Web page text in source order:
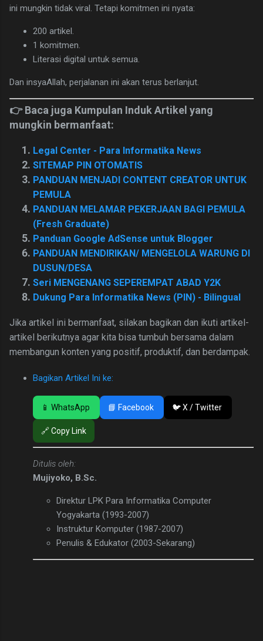
ini mungkin tidak viral. Tetapi komitmen ini nyata:
200 artikel.
1 komitmen.
Literasi digital untuk semua.
Dan insyaAllah, perjalanan ini akan terus berlanjut.
👉 Baca juga Kumpulan Induk Artikel yang
mungkin bermanfaat:
Legal Center - Para Informatika News
SITEMAP PIN OTOMATIS
PANDUAN MENJADI CONTENT CREATOR UNTUK
PEMULA
PANDUAN MELAMAR PEKERJAAN BAGI PEMULA
(Fresh Graduate)
Panduan Google AdSense untuk Blogger
PANDUAN MENDIRIKAN/ MENGELOLA WARUNG DI
DUSUN/DESA
Seri MENGENANG SEPEREMPAT ABAD Y2K
Dukung Para Informatika News (PIN) - Bilingual
Jika artikel ini bermanfaat, silakan bagikan dan ikuti artikel-
artikel berikutnya agar kita bisa tumbuh bersama dalam
membangun konten yang positif, produktif, dan berdampak.
Bagikan Artikel Ini ke:
📱 WhatsApp 📘 Facebook 🐦 X / Twitter
🔗 Copy Link
Ditulis oleh:
Mujiyoko, B.Sc.
Direktur LPK Para Informatika Computer
Yogyakarta (1993-2007)
Instruktur Komputer (1987-2007)
Penulis & Edukator (2003-Sekarang)